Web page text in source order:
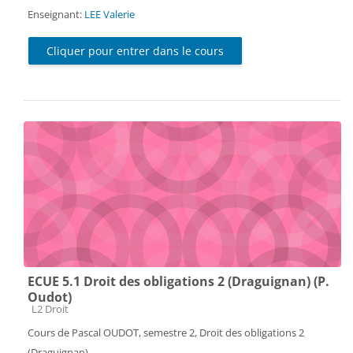
Enseignant: LEE Valerie
Cliquer pour entrer dans le cours
ECUE 5.1 Droit des obligations 2 (Draguignan) (P.
Oudot)
Catégorie de cours
L2 Droit
Cours de Pascal OUDOT, semestre 2, Droit des obligations 2